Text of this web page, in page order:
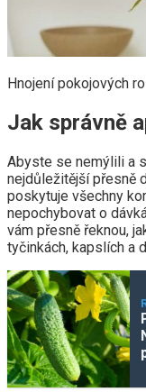
Hnojení pokojových
Jak správně
Abyste se nemýlili a
nejdůležitější přesně
poskytuje všechny
nepochybovat o
vám přesně řeknou,
tyčinkách, kapslích a